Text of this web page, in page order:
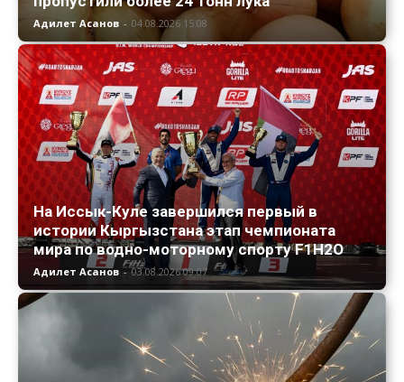
Адилет Асанов - 04.08.2026 15:08
На Иссык-Куле завершился первый в
истории Кыргызстана этап чемпионата
мира по водно-моторному спорту F1H2O
Адилет Асанов - 03.08.2026 09:07